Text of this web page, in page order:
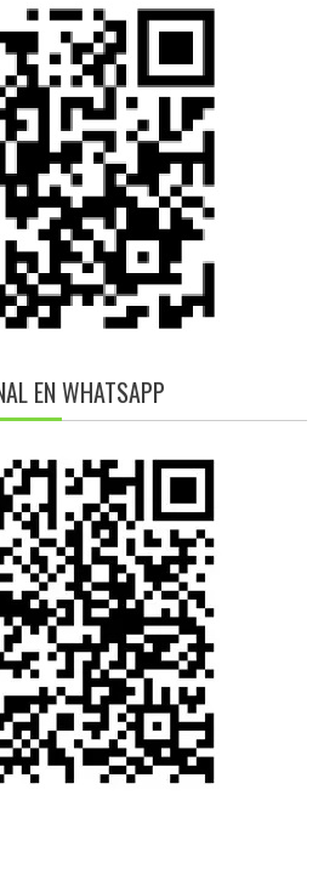
EN WHATSAPP